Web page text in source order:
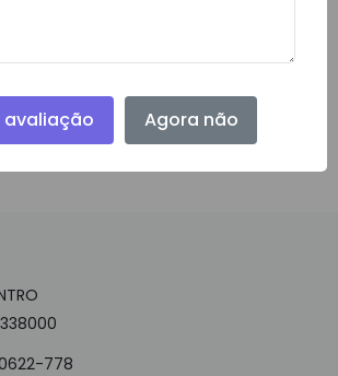
Download do Arquivo
778
avaliação Agora não